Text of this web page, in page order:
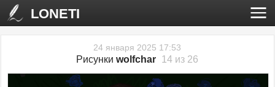
LONETI
24 января 2025 17:53
Рисункиwolfchar 14 из 26